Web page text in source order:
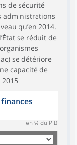
de sécurité
administrations
qu’en 2014.
se réduit de
se détériore
capacité de
en % du PIB